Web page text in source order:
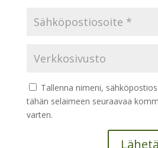
Tallenna nimeni,
tähän selaimeen seuraavaa
varten.